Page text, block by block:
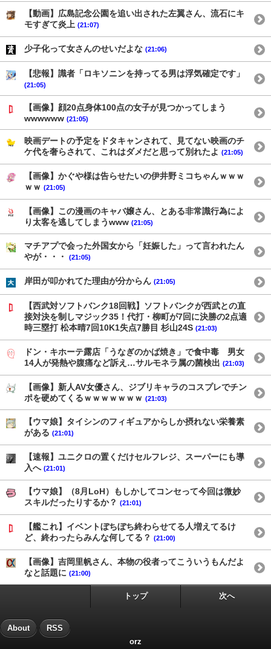
【動画】広島記念公園を追い出された左翼さん、流石にキ
モすぎて炎上 (21:07)
少子化って女さんのせいだよな (21:06)
【悲報】識者「ロキソニンを持ってる男は浮気確定です」
(21:05)
【画像】顔20点身体100点の女子が見つかってしまう
wwwwww (21:05)
映画デートの予定をドタキャンされて、見てない映画のチ
ケ代を奢らされて、これはダメだと思って別れたよ (21:05)
【画像】かぐや様は告らせたいの伊井野ミコちゃんｗｗｗ
ｗｗ (21:05)
【画像】この漫画のキャバ嬢さん、とある非常識行為によ
り太客を逃してしまうwww (21:05)
マチアプで会った外国女から「妊娠した」って言われたん
やが・・・
(21:05)
岸田が叩かれてた理由が分からん (21:05)
【西武対ソフトバンク18回戦】ソフトバンクが西武との直
接対決を制しマジック35！代打・柳町が7回に決勝の2点適
時三塁打 松本晴7回10K1失点7勝目 杉山24S (21:03)
ドン・キホーテ露店「うなぎのかば焼き」で食中毒 男女
14人が発熱や腹痛など訴え…サルモネラ属の菌検出 (21:03)
【画像】新人AV女優さん、ジブリキャラのコスプレでチン
ポを硬めてくるｗｗｗｗｗｗｗ (21:03)
【ウマ娘】タイシンのフィギュアからしか摂れない栄養素
がある (21:01)
【速報】ユニクロの置くだけセルフレジ、スーパーにも導
入へ (21:01)
【ウマ娘】（8月LoH）もしかしてコンセって今回は微妙
スキルだったりするか？ (21:01)
【艦これ】イベントぼちぼち終わらせてる人増えてるけ
ど、終わったらみんな何してる？ (21:00)
【画像】吉岡里帆さん、本物の役者ってこういうもんだよ
なと話題に (21:00)
トップ 次へ
About RSS
orz